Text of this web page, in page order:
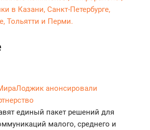
в Казани, Санкт-Петербурге,
Тольятти и Перми.
анонсировали
единый пакет решений для
малого, среднего и